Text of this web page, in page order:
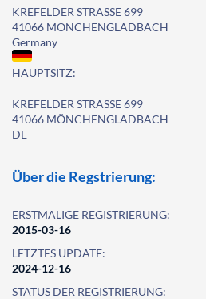
KREFELDER STRASSE 699
41066 MÖNCHENGLADBACH
Germany
HAUPTSITZ:
KREFELDER STRASSE 699
41066 MÖNCHENGLADBACH
DE
Über die Regstrierung:
ERSTMALIGE REGISTRIERUNG:
2015-03-16
LETZTES UPDATE:
2024-12-16
STATUS DER REGISTRIERUNG: